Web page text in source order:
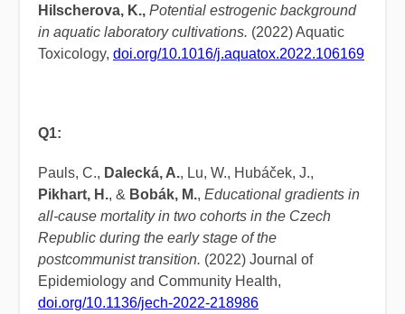
Hilscherova, K., Potential estrogenic background
in aquatic laboratory cultivations. (2022) Aquatic
Toxicology, doi.org/10.1016/j.aquatox.2022.106169
Q1:
Pauls, C., Dalecká, A., Lu, W., Hubáček, J.,
Pikhart, H., & Bobák, M., Educational gradients in
all-cause mortality in two cohorts in the Czech
Republic during the early stage of the
postcommunist transition. (2022) Journal of
Epidemiology and Community Health,
doi.org/10.1136/jech-2022-218986